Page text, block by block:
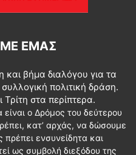
ΜΕ ΕΜΆΣ
βήμα διαλόγου για τα
πολιτική δράση.
στα περίπτερα.
είναι ο Δρόμος του δεύτερου
κατ’ αρχάς, να δώσουμε
ενσυνείδητα και
ως συμβολή διεξόδου της